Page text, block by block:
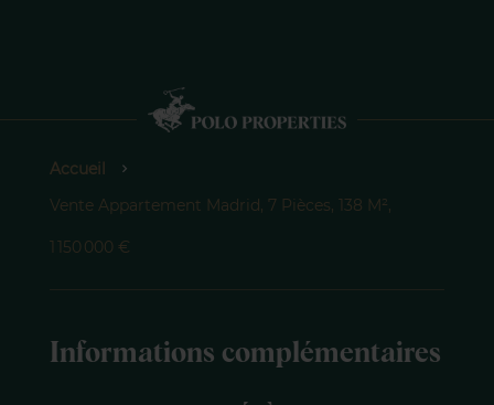
Accueil
Vente Appartement Madrid, 7 Pièces, 138 M²,
1 150 000 €
Informations complémentaires